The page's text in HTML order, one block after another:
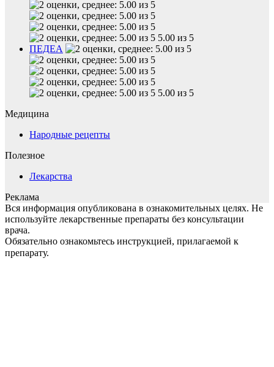
5.00 из 5
ПЕДЕА
5.00 из 5
Медицина
Народные рецепты
Полезное
Лекарства
Реклама
Вся информация опубликована в ознакомительных целях. Не
используйте лекарственные препараты без консультации
врача.
Обязательно ознакомьтесь инструкцией, прилагаемой к
препарату.